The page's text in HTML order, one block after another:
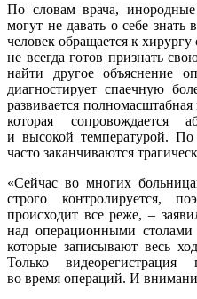
По словам врача,
могут не давать о себе знать
человек обращается к
не всегда готов признать
найти другое объяснение
диагностирует спаечную
развивается
которая сопровождается
и высокой температурой. По
часто заканчиваются
«Сейчас во многих
строго контролируется,
происходит все реже, –
над операционными столами
которые записывают весь
Только
во время операций. И